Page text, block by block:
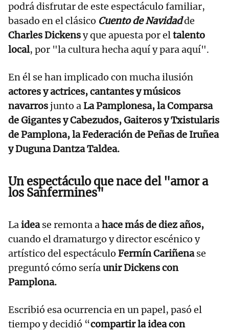
podrá disfrutar de este espectáculo familiar,
basado en el clásico Cuento de Navidadde
Charles Dickensy que apuesta por eltalento
local, por "la cultura hecha aquí y para aquí".
En él se han implicado con mucha ilusión
actores y actrices, cantantes y músicos
navarrosjunto aLa Pamplonesa, la Comparsa
de Gigantes y Cabezudos, Gaiteros y Txistularis
de Pamplona, la Federación de Peñas de Iruñea
y Duguna Dantza Taldea.
Un espectáculo que nace del "amor a
los Sanfermines"
Laidease remonta ahace más de diez años,
cuando el dramaturgo y director escénico y
artístico del espectáculo Fermín Cariñenase
preguntó cómo seríaunir Dickens con
Pamplona.
Escribió esa ocurrencia en un papel, pasó el
tiempo y decidió “compartir la idea con